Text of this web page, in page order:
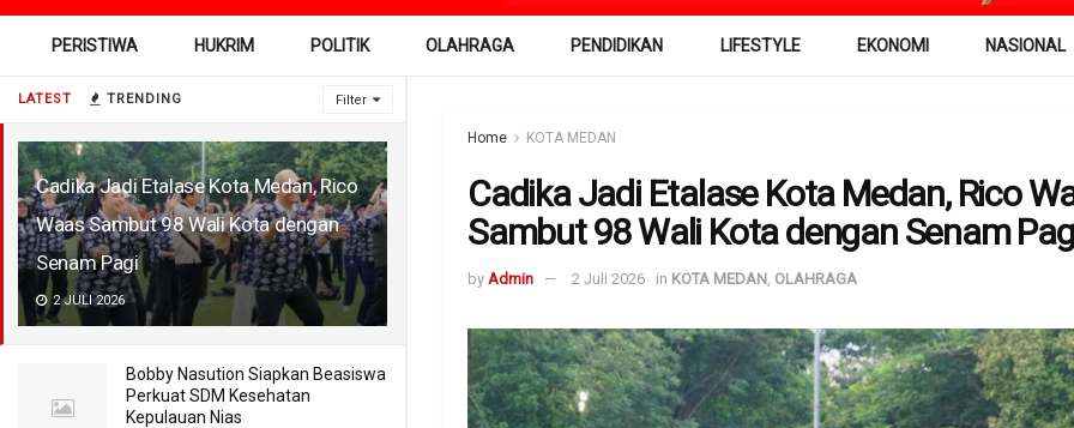
LATEST TRENDING Filter
Cadika Jadi Etalase Kota Medan, Rico
Waas Sambut 98 Wali Kota dengan
Senam Pagi
2 JULI 2026
Bobby Nasution Siapkan Beasiswa
Perkuat SDM Kesehatan
Kepulauan Nias
PERISTIWA HUKRIM POLITIK OLAHRAGA PENDIDIKAN LIFESTYLE EKONOMI NASIONAL
Home KOTA MEDAN
Cadika Jadi Etalase Kota Medan, Rico
Sambut 98 Wali Kota dengan Senam
by Admin 2 Juli 2026 in KOTA MEDAN, OLAHRAGA